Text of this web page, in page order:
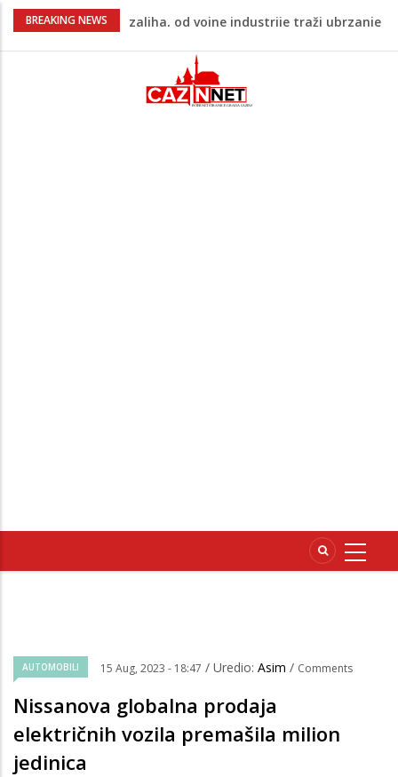
BREAKING NEWS
U FBiH nema jedinstvene evidencije o
godine izrekli 48.000 KM kazni
Temperature danas do 38 stepeni: U
dijelovima BiH moguća kratkotrajna kiša
AUTOMOBILI 15 Aug, 2023 - 18:47 / Uredio: Asim / Comments
Nissanova globalna prodaja
električnih vozila premašila milion
jedinica